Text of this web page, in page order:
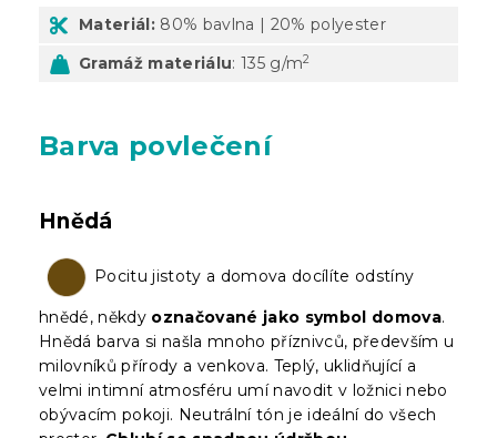
Materiál: 80% bavlna | 20% polyester
Gramáž materiálu: 135 g/m2
Barva povlečení
Hnědá
Pocitu jistoty a domova docílíte odstíny
hnědé, někdy označované jako symbol domova.
Hnědá barva si našla mnoho příznivců, především u
milovníků přírody a venkova. Teplý, uklidňující a
velmi intimní atmosféru umí navodit v ložnici nebo
obývacím pokoji. Neutrální tón je ideální do všech